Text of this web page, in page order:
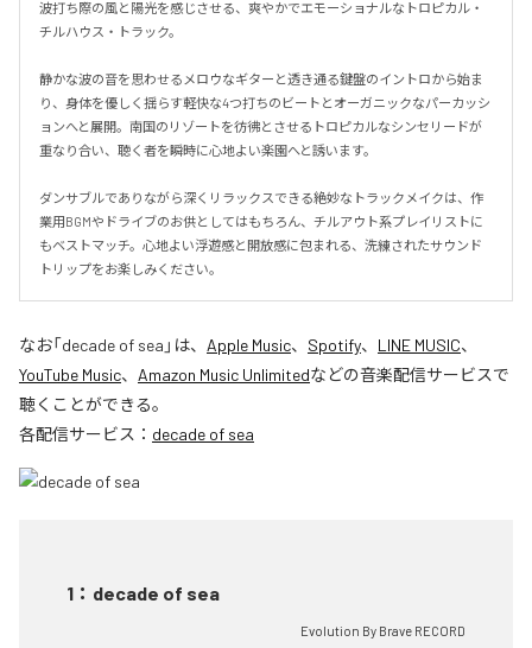
波打ち際の風と陽光を感じさせる、爽やかでエモーショナルなトロピカル・
チルハウス・トラック。
静かな波の音を思わせるメロウなギターと透き通る鍵盤のイントロから始ま
り、身体を優しく揺らす軽快な4つ打ちのビートとオーガニックなパーカッシ
ョンへと展開。南国のリゾートを彷彿とさせるトロピカルなシンセリードが
重なり合い、聴く者を瞬時に心地よい楽園へと誘います。
ダンサブルでありながら深くリラックスできる絶妙なトラックメイクは、作
業用BGMやドライブのお供としてはもちろん、チルアウト系プレイリストに
もベストマッチ。心地よい浮遊感と開放感に包まれる、洗練されたサウンド
トリップをお楽しみください。
なお「decade of sea 」は、 Apple Music、 Spotify、 LINE MUSIC、
YouTube Music、 Amazon Music Unlimitedなどの音楽配信サービスで
聴くことができる。
各配信サービス： decade of sea
1 ： decade of sea
Evolution By Brave RECORD